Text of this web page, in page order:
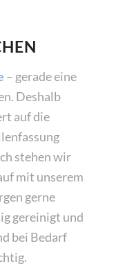
– gerade eine
Deshalb
auf die
stehen wir
mit unserem
gerne
gereinigt und
bei Bedarf